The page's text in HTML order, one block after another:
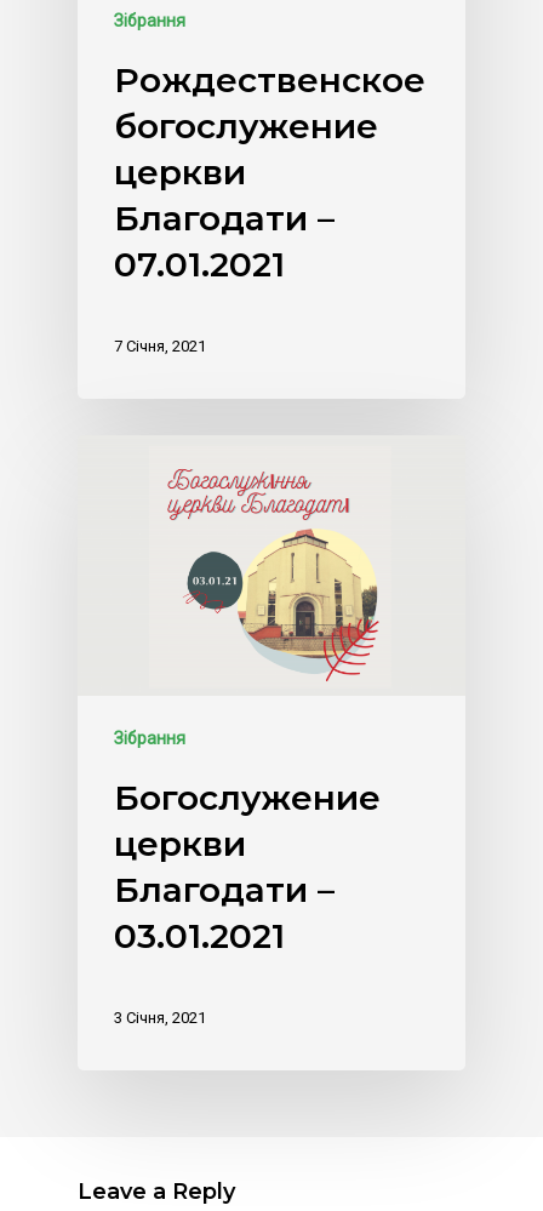
Зібрання
Рождественское
богослужение
церкви
Благодати –
07.01.2021
7 Січня, 2021
Зібрання
Богослужение
церкви
Благодати –
03.01.2021
3 Січня, 2021
Leave a Reply